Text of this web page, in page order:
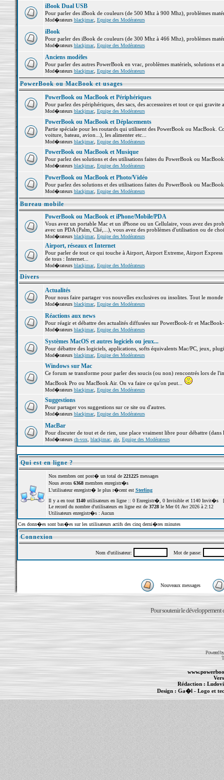
iBook Dual USB
Pour parler des iBook de couleurs (de 500 Mhz à 900 Mhz), problèmes
Mod�rateurs blackjmac, Equipe des Modérateurs
iBook
Pour parler des iBook de couleurs (de 300 Mhz à 466 Mhz), problèmes
Mod�rateurs blackjmac, Equipe des Modérateurs
Anciens modèles
Pour parler des autres PowerBook en vrac, problèmes matériels, solutions et
Mod�rateurs blackjmac, Equipe des Modérateurs
PowerBook ou MacBook et usages
PowerBook ou MacBook et Périphériques
Pour parlez des périphériques, des sacs, des accessoires et tout ce qui
Mod�rateurs blackjmac, Equipe des Modérateurs
PowerBook ou MacBook et Déplacements
Partie spéciale pour les routards qui utilisent des PowerBook ou MacBook.
voiture, bateau, avion...), les alimenter etc...
Mod�rateurs blackjmac, Equipe des Modérateurs
PowerBook ou MacBook et Musique
Pour parlez des solutions et des utilisations faites du PowerBook ou
Mod�rateurs blackjmac, Equipe des Modérateurs
PowerBook ou MacBook et Photo/Vidéo
Pour parlez des solutions et des utilisations faites du PowerBook ou
Mod�rateurs blackjmac, Equipe des Modérateurs
Bureau mobile
PowerBook ou MacBook et iPhone/Mobile/PDA
Vous avez un portable Mac et un iPhone ou un Cellulaire, vous avez des
avec un PDA (Palm, Clié,...), vous avez des problèmes d'utilisation ou de
Mod�rateurs blackjmac, Equipe des Modérateurs
Airport, réseaux et Internet
Pour parler de tout ce qui touche à Airport, Airport Extreme, Airport
de tous : Internet...
Mod�rateurs blackjmac, Equipe des Modérateurs
Divers
Actualités
Pour nous faire partager vos nouvelles exclusives ou insolites. Tout le
Mod�rateurs blackjmac, Equipe des Modérateurs
Réactions aux news
Pour réagir et débattre des actualités diffusées sur PowerBook-fr et
Mod�rateurs blackjmac, Equipe des Modérateurs
Systèmes MacOS et autres logiciels ou jeux...
Pour débattre des logiciels, applications, softs équivalents Mac/PC, jeux,
Mod�rateurs blackjmac, Equipe des Modérateurs
Windows sur Mac
Ce forum se transforme pour parler des soucis (ou non) rencontrés lors de
MacBook Pro ou MacBook Air. On va faire ce qu'on peut...
Mod�rateurs blackjmac, Equipe des Modérateurs
Suggestions
Pour partager vos suggestions sur ce site ou d'autres.
Mod�rateurs blackjmac, Equipe des Modérateurs
MacBar
Pour discuter de tout et de rien, une place vraiment libre pour débattre (dans
Mod�rateurs ch-vox, blackjmac, ale, Equipe des Modérateurs
Qui est en ligne ?
Nos membres ont post� un total de 221225messages
Nous avons 6368membres enregistr�s
L'utilisateur enregistr� le plus r�cent est Sterling
Il y a en tout 1140utilisateurs en ligne :: 0 Enregistr�, 0 Invisible et 1140 Invit�s
Le record du nombre d'utilisateurs en ligne est de 3728le Mer 01 Avr 2026 à 2:12
Utilisateurs enregistr�s : Aucun
Ces donn�es sont bas�es sur les utilisateurs actifs des cinq derni�res minutes
Connexion
Nom d'utilisateur: Mot de passe:
Nouveaux messages
Pour soutenir le développement
Powered
Rédaction :
Design : Ga�l- Logo et